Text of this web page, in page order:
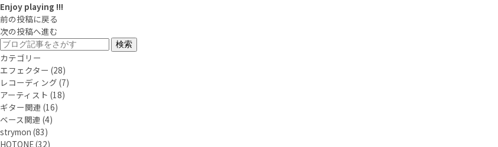
Enjoy playing !!!
前の投稿に戻る
次の投稿へ進む
カテゴリー
エフェクター (28)
レコーディング (7)
アーティスト (18)
ギター関連 (16)
ベース関連 (4)
strymon (83)
HOTONE(32)